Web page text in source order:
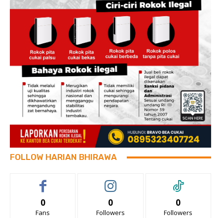
FOLLOW HARIAN BHIRAWA
0
Fans
0
Followers
0
Followers